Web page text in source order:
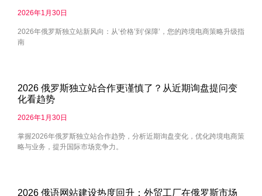
2026年1月30日
2026年俄罗斯独立站新风向：从‘价格’到‘保障’，您的跨境电商策略升级指
南
2026 俄罗斯独立站合作更谨慎了？从近期询盘提问变
化看趋势
2026年1月30日
掌握2026年俄罗斯独立站合作趋势，分析近期询盘变化，优化跨境电商策
略与业务，提升国际市场竞争力。
2026 俄语网站建设热度回升：外贸工厂在俄罗斯市场